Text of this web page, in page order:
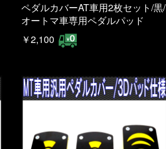
ペダルカバーAT車用2枚セット/黒/
オートマ車専用ペダルパッド
￥2,100